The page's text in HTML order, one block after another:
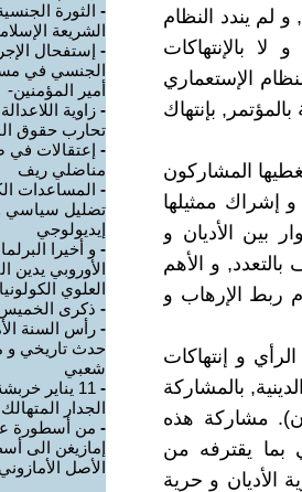
لم يندد النظام
لا بالإنتهاكات
الإستعماري
بإنتهاك
المشاركون
إشراك ممثيلها
بين الأديان و
و الأهم
ربط الإرهاب و
و إنتهاكات
بالمشاركة
مشاركة هذه
بما يقترفه من
الأديان و حرية
- الثورة
الشريعة
- إستفحال
الجنسي في
أمير المؤمنين-
- زاوية
تحارب حقوق
- إعتقالات
مناضلي ريف
- المساعدات
تضليل سياسي
إيديولوجي
- و أخيرا
الأوروبي يدين
العلوي
- ذكرى الخميس
- رأس السنة
حدث تاريخي و
شعبي
-
11 يناير
الجدار المتهالك
- من أسطورة
إمازيغن الى
الأصل الأمازوني